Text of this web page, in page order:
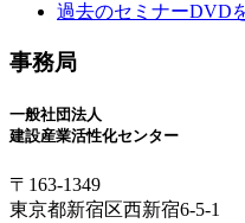
過去のセミナーDVD
事務局
一般社団法人
建設産業活性化センター
〒163-1349
東京都新宿区西新宿6-5-1